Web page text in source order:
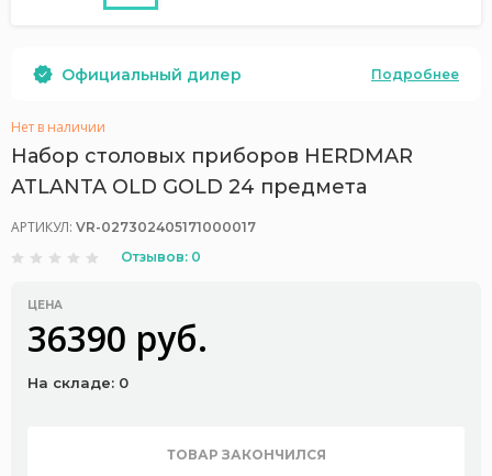
Официальный дилер Подробнее
Нет в наличии
Набор столовых приборов HERDMAR
ATLANTA OLD GOLD 24 предмета
АРТИКУЛ: VR-027302405171000017
Отзывов: 0
ЦЕНА
36390 руб.
На складе: 0
ТОВАР ЗАКОНЧИЛСЯ